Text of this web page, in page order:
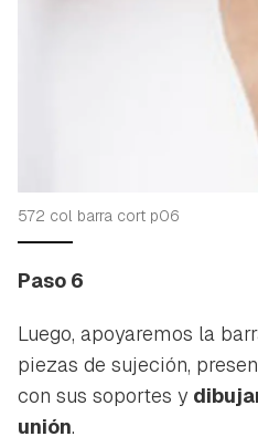
572 col barra cort p06
Paso 6
Luego, apoyaremos la
piezas de sujeción,
con sus soportes y
unión.